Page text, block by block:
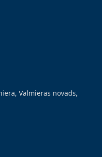
Valmieras novads,